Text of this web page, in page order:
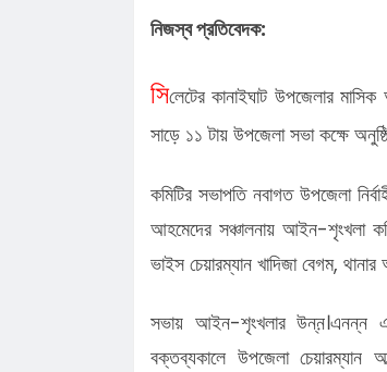
সিক্ত মাওলানা
নিজস্ব প্রতিবেদক:
সিলেটের কানাইঘাট উপজেলার
সাড়ে ১১ টায় উপজেলা সভা কক্ষে
কমিটির সভাপতি নবাগত উপজেলা
আহমেদের সঞ্চালনায় আইন-শৃংখলা
ভাইস চেয়ারম্যান খাদিজা বেগম,
সভায় আইন-শৃংখলার উন্ন়।এনন্ন
বক্তব্যকালে উপজেলা